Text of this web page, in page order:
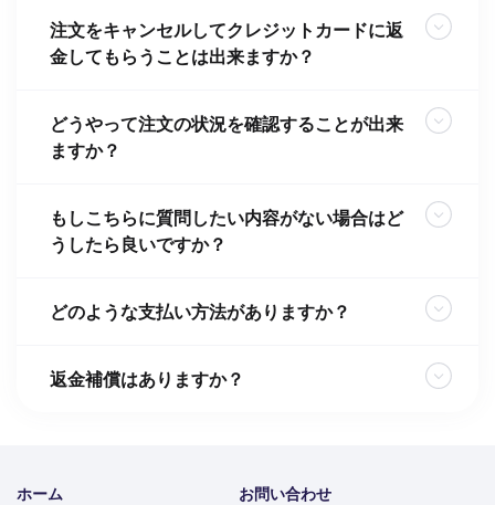
注文をキャンセルしてクレジットカードに返
金してもらうことは出来ますか？
どうやって注文の状況を確認することが出来
ますか？
もしこちらに質問したい内容がない場合はど
うしたら良いですか？
どのような支払い方法がありますか？
返金補償はありますか？
ホーム
お問い合わせ